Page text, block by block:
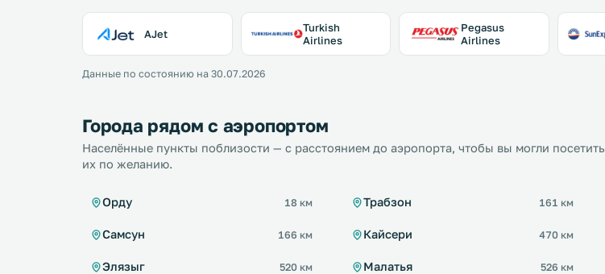
AJet
Turkish
Airlines
Pegasus
Airlines
Данные по состоянию на 30.07.2026
Города рядом с аэропортом
Населённые пункты поблизости — с расстоянием до аэропорта, чтобы вы могли посетить
их по желанию.
Орду 18 км Трабзон 161 км
Самсун 166 км Кайсери 470 км
Элязыг 520 км Малатья 526 км